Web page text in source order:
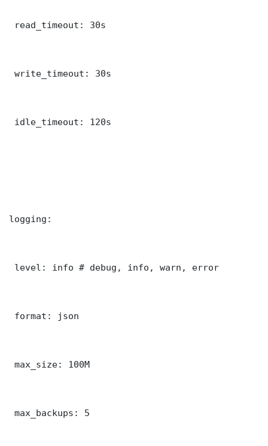
read_timeout: 30s
write_timeout: 30s
idle_timeout: 120s
logging:
level: info # debug, info, warn, error
format: json
max_size: 100M
max_backups: 5